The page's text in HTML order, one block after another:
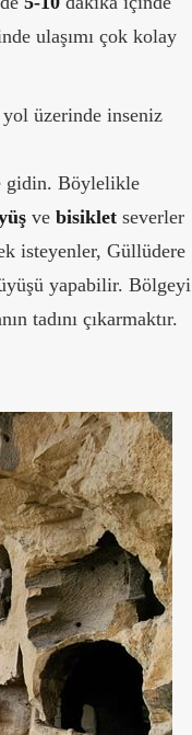
ulaşımı çok kolay
üzerinde inseniz
gidin. Böylelikle
ve bisiklet severler
isteyenler, Güllüdere
yapabilir. Bölgeyi
tadını çıkarmaktır.